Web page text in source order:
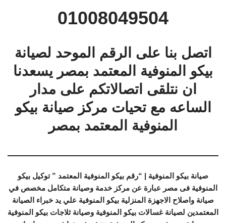
01008049504
اتصل بنا على الرقم الموحد لصيانة
بيكو المنوفية المعتمد بمصر يسعدنا
ان نتلقى اتصالاتكم على مدار
الساعه مع تحيات مركز صيانة بيكو
المنوفية المعتمد بمصر
صيانة بيكو المنوفية | “رقم بيكو المنوفية المعتمد ” توكيل بيكو
المنوفية فى مصر عبارة عن مركز خدمة وصيانة متكامل مخصص في
صيانة واصلاح الاجهزة المنزلية بيكو المنوفية علي يد خبراء الصيانة
المعتمدين لصيانة غسالات بيكو المنوفية وصيانة ثلاجات بيكو المنوفية